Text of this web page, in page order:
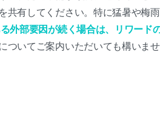
共有してください。特に猛暑や梅
外部要因が続く場合は、リワード
ついてご案内いただいても構いま